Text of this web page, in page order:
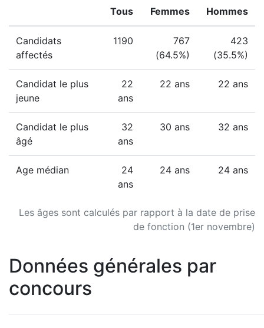
Les âges sont calculés par rapport à la date de prise
de fonction (1er novembre)
Tous Femmes Hommes
Candidats
affectés
1190
767
(64.5%)
423
(35.5%)
Candidat le plus
jeune
22
ans
22 ans 22 ans
Candidat le plus
âgé
32
ans
30 ans 32 ans
Age médian
24
ans
24 ans 24 ans
Données générales par
concours